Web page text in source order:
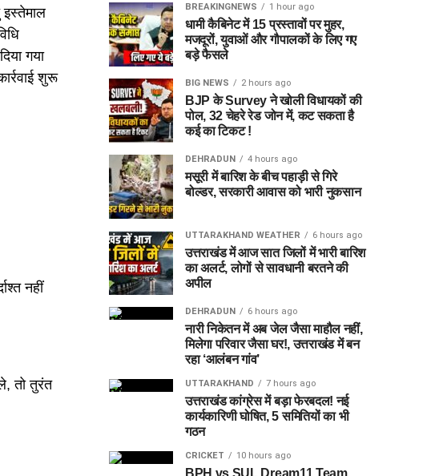
गया
शुरू
नहीं
तो तुरंत
BREAKINGNEWS 1 hour ago
धामी कैबिनेट में 15 प्रस्तावों पर मुहर,
मजदूरों, युवाओं और गौपालकों के लिए गए
बड़े फैसले
BIG NEWS 2 hours ago
BJP के Survey ने खोली विधायकों की
पोल, 32 चेहरे रेड जोन में, कट सकता है
कई का टिकट !
DEHRADUN 4 hours ago
मसूरी में बारिश के बीच पहाड़ी से गिरे
बोल्डर, सरकारी आवास को भारी नुकसान
UTTARAKHAND WEATHER 6 hours ago
उत्तराखंड में आज सात जिलों में भारी बारिश
का अलर्ट, लोगों से सावधानी बरतने की
अपील
DEHRADUN 6 hours ago
नारी निकेतन में अब जेल जैसा माहौल नहीं,
मिलेगा परिवार जैसा घर!, उत्तराखंड में बन
रहा ‘आलंबन गांव’
UTTARAKHAND 7 hours ago
उत्तराखंड कांग्रेस में बड़ा फेरबदल! नई
कार्यकारिणी घोषित, 5 समितियों का भी
गठन
CRICKET 10 hours ago
BPH vs SUL Dream11 Team